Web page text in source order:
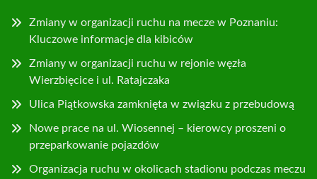
Zmiany w organizacji ruchu na mecze w Poznaniu:
Kluczowe informacje dla kibiców
Zmiany w organizacji ruchu w rejonie węzła
Wierzbięcice i ul. Ratajczaka
Ulica Piątkowska zamknięta w związku z przebudową
Nowe prace na ul. Wiosennej – kierowcy proszeni o
przeparkowanie pojazdów
Organizacja ruchu w okolicach stadionu podczas meczu